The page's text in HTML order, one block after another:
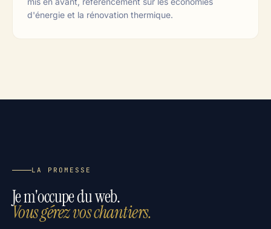
d'énergie et la rénovation thermique.
LA PROMESSE
Je m'occupe du web.
Vous gérez vos chantiers.